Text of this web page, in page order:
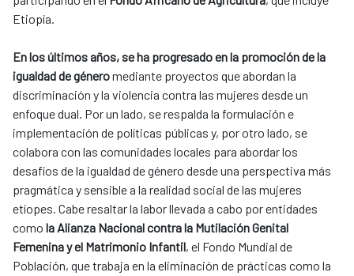
Etiopía.
En los últimos años, se ha progresado en la promoción de la
igualdad de géneromediante proyectos que abordan la
discriminación y la violencia contra las mujeres desde un
enfoque dual. Por un lado, se respalda la formulación e
implementación de políticas públicas y, por otro lado, se
colabora con las comunidades locales para abordar los
desafíos de la igualdad de género desde una perspectiva más
pragmática y sensible a la realidad social de las mujeres
etíopes. Cabe resaltar la labor llevada a cabo por entidades
como la Alianza Nacional contra la Mutilación Genital
Femenina y el Matrimonio Infantil, el Fondo Mundial de
Población, que trabaja en la eliminación de prácticas como la